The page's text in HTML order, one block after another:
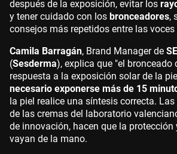
después de la exposición, evitar los
y tener cuidado con los bronceadores,
consejos más repetidos entre las voces
Camila Barragán, Brand Manager de
(Sesderma), explica que "el bronceado
respuesta a la exposición solar de la
necesario exponerse más de 15
la piel realice una síntesis correcta.
de las cremas del laboratorio
de innovación, hacen que la
vayan de la mano.